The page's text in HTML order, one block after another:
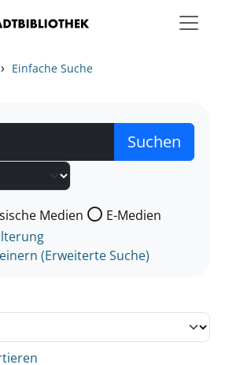
› Einfache Suche
Medienart nach der Sie suchen wollen.
Medien
E-Medien
(Erweiterte Suche)